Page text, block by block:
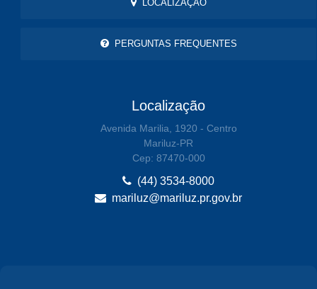
LOCALIZAÇÃO
PERGUNTAS FREQUENTES
Localização
Avenida Marilia, 1920 - Centro
Mariluz-PR
Cep: 87470-000
(44) 3534-8000
mariluz@mariluz.pr.gov.br